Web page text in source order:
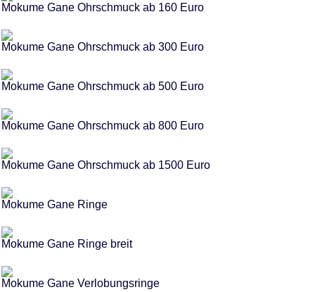
Mokume Gane Ohrschmuck ab 160 Euro
Mokume Gane Ohrschmuck ab 300 Euro
Mokume Gane Ohrschmuck ab 500 Euro
Mokume Gane Ohrschmuck ab 800 Euro
Mokume Gane Ohrschmuck ab 1500 Euro
Mokume Gane Ringe
Mokume Gane Ringe breit
Mokume Gane Verlobungsringe